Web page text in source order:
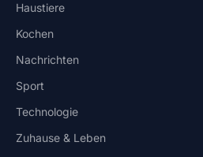
Haustiere
Kochen
Nachrichten
Sport
Technologie
Zuhause & Leben